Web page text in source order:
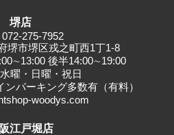
堺店
072-275-7952
堺市堺区戎之町西1丁1-8
後半14:00∼19:00
曜・日曜・祝日
パーキング多数有（有料）
woodys.com
江戸堀店